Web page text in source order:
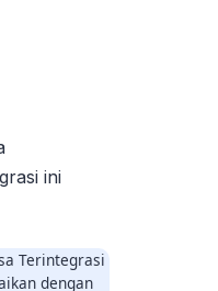
ini
Terintegrasi
dengan